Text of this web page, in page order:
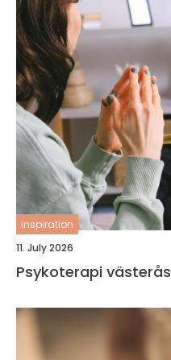
inspiration
11. July 2026
Psykoterapi västerås